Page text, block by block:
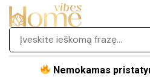
Nemokamas